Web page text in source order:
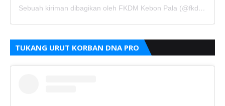
Sebuah kiriman dibagikan oleh FKDM Kebon Pala (@fkdm_kebonpala)
TUKANG URUT KORBAN DNA PRO